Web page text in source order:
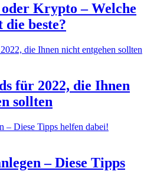
Krypto – Welche
beste?
für 2022, die Ihnen
sollten
– Diese Tipps